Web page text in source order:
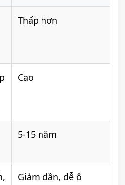
Thấp hơn
Cao
5-15 năm
Giảm dần, dễ ô